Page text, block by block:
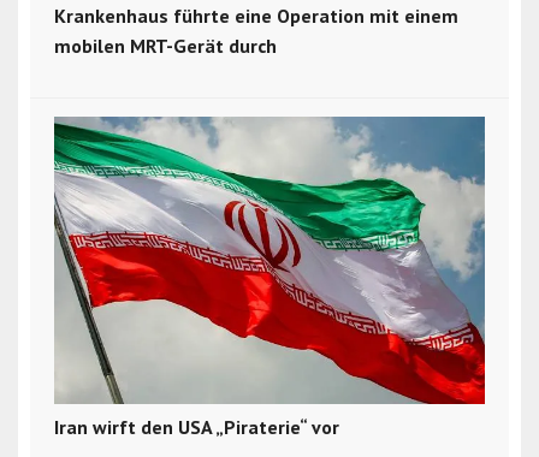
Krankenhaus führte eine Operation mit einem
mobilen MRT-Gerät durch
Iran wirft den USA „Piraterie“ vor